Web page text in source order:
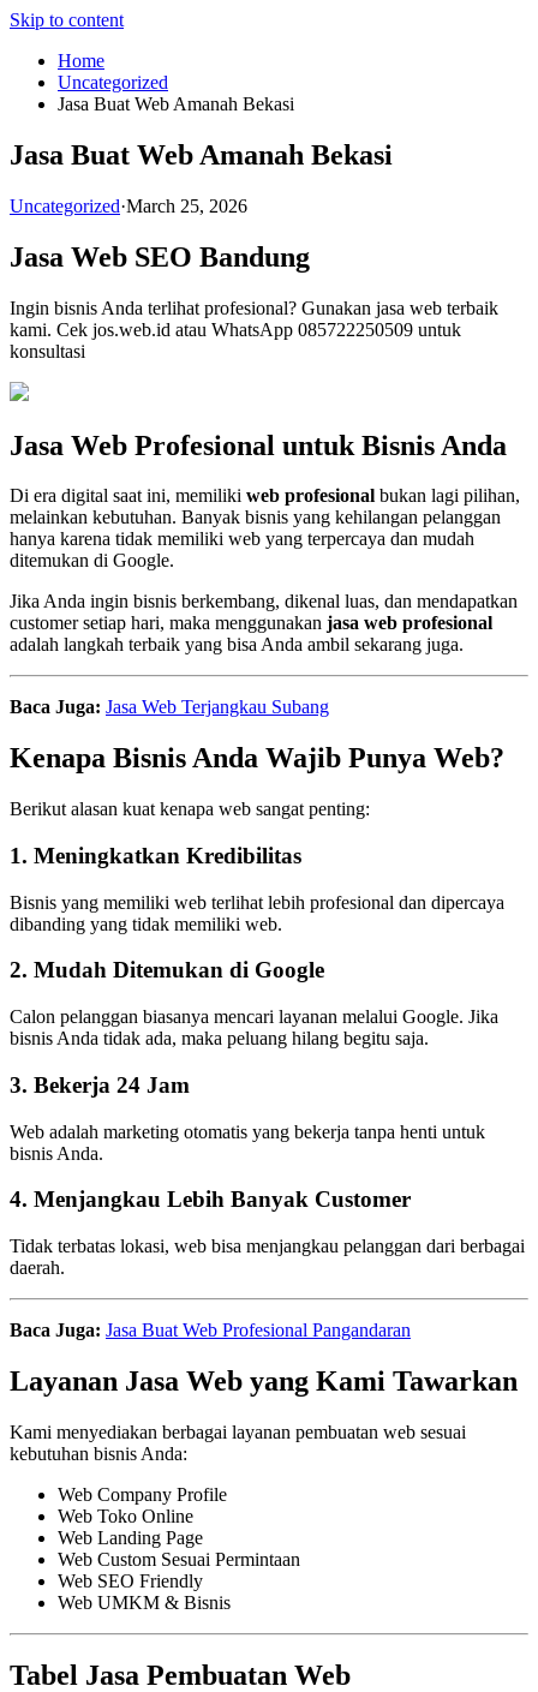
Skip to content
Home
Uncategorized
Jasa Buat Web Amanah Bekasi
Jasa Buat Web Amanah Bekasi
Uncategorized·March 25, 2026
Jasa Web SEO Bandung
Ingin bisnis Anda terlihat profesional? Gunakan jasa web terbaik
kami. Cek jos.web.id atau WhatsApp 085722250509 untuk
konsultasi
Jasa Web Profesional untuk Bisnis Anda
Di era digital saat ini, memiliki web profesional bukan lagi pilihan,
melainkan kebutuhan. Banyak bisnis yang kehilangan pelanggan
hanya karena tidak memiliki web yang terpercaya dan mudah
ditemukan di Google.
Jika Anda ingin bisnis berkembang, dikenal luas, dan mendapatkan
customer setiap hari, maka menggunakan jasa web profesional
adalah langkah terbaik yang bisa Anda ambil sekarang juga.
Baca Juga: Jasa Web Terjangkau Subang
Kenapa Bisnis Anda Wajib Punya Web?
Berikut alasan kuat kenapa web sangat penting:
1. Meningkatkan Kredibilitas
Bisnis yang memiliki web terlihat lebih profesional dan dipercaya
dibanding yang tidak memiliki web.
2. Mudah Ditemukan di Google
Calon pelanggan biasanya mencari layanan melalui Google. Jika
bisnis Anda tidak ada, maka peluang hilang begitu saja.
3. Bekerja 24 Jam
Web adalah marketing otomatis yang bekerja tanpa henti untuk
bisnis Anda.
4. Menjangkau Lebih Banyak Customer
Tidak terbatas lokasi, web bisa menjangkau pelanggan dari berbagai
daerah.
Baca Juga: Jasa Buat Web Profesional Pangandaran
Layanan Jasa Web yang Kami Tawarkan
Kami menyediakan berbagai layanan pembuatan web sesuai
kebutuhan bisnis Anda:
Web Company Profile
Web Toko Online
Web Landing Page
Web Custom Sesuai Permintaan
Web SEO Friendly
Web UMKM & Bisnis
Tabel Jasa Pembuatan Web